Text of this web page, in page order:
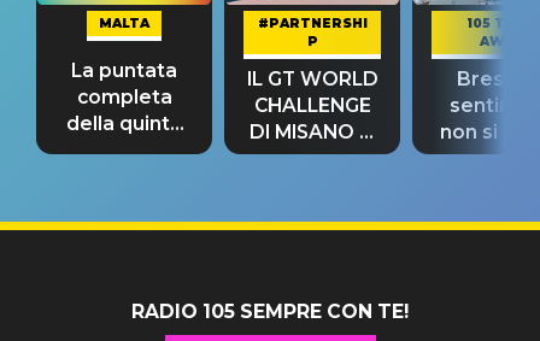
MALTA
La puntata
completa
della quinta
tappa
#PARTNERSHI
P
IL GT WORLD
CHALLENGE
DI MISANO si
riconferma
105 TAKE
AWAY
Bresh:
non si
fino alla
RADIO 105 SEMPRE CON TE!